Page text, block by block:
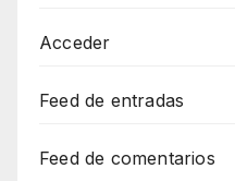
Acceder
Feed de entradas
Feed de comentarios